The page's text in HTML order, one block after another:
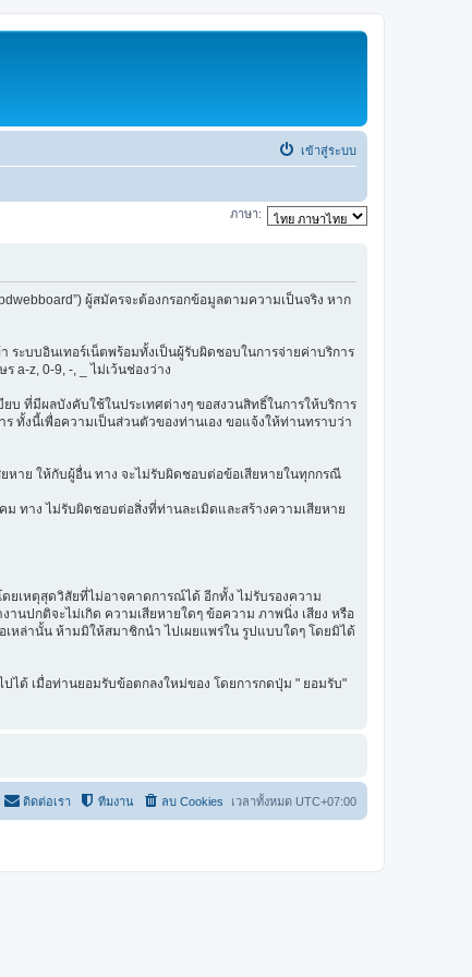
เข้าสู่ระบบ
ภาษา:
ผู้สมัครจะต้องกรอกข้อมูลตามความเป็นจริง หาก
ะบบอินเทอร์เน็ตพร้อมทั้งเป็นผู้รับผิดชอบในการจ่ายค่าบริการ
a-z, 0-9, -, _ ไม่เว้นช่องว่าง
บ ที่มีผลบังคับใช้ในประเทศต่างๆ ขอสงวนสิทธิ์ในการให้บริการ
ทั้งนี้เพื่อความเป็นส่วนตัวของท่านเอง ขอแจ้งให้ท่านทราบว่า
หาย ให้กับผู้อื่น ทาง จะไม่รับผิดชอบต่อข้อเสียหายในทุกกรณี
ทาง ไม่รับผิดชอบต่อสิ่งที่ท่านละเมิดและสร้างความเสียหาย
ดยเหตุสุดวิสัยที่ไม่อาจคาดการณ์ได้ อีกทั้ง ไม่รับรองความ
นปกติจะไม่เกิด ความเสียหายใดๆ ข้อความ ภาพนิ่ง เสียง หรือ
หล่านั้น ห้ามมิให้สมาชิกนำ ไปเผยแพร่ใน รูปแบบใดๆ โดยมิได้
ได้ เมื่อท่านยอมรับข้อตกลงใหม่ของ โดยการกดปุ่ม " ยอมรับ"
เวลาทั้งหมด UTC+07:00
ลบ Cookies
ทีมงาน
ติดต่อเรา